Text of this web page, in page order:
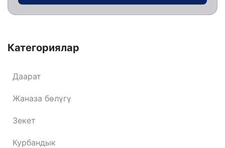
Категориялар
Даарат
Жаназа бөлүгү
Зекет
Курбандык